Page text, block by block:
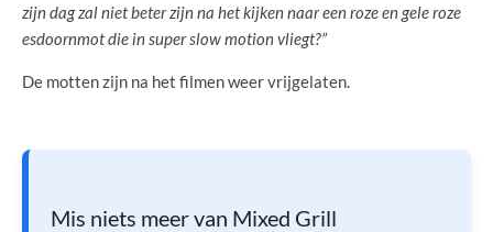
zijn dag zal niet beter zijn na het kijken naar een roze en gele roze
esdoornmot die in super slow motion vliegt?”
De motten zijn na het filmen weer vrijgelaten.
Mis niets meer van Mixed Grill